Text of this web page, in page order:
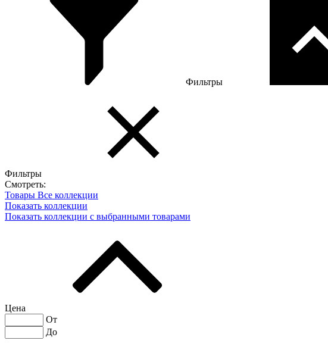
Фильтры
Фильтры
Смотреть:
Товары Все коллекции
Показать коллекции
Показать коллекции с выбранными товарами
Цена
От
До